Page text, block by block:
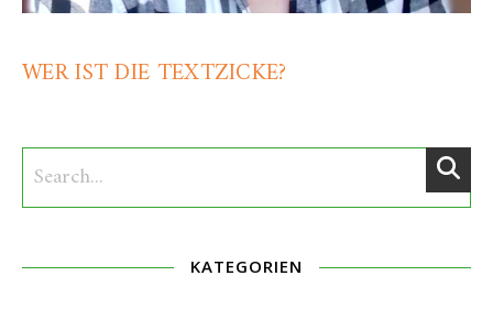
WER IST DIE TEXTZICKE?
KATEGORIEN